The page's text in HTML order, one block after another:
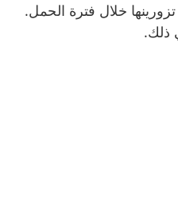
خلال فترة الحمل.
ذلك.